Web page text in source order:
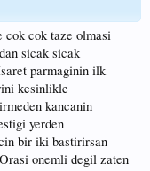
cok cok taze olmasi
sicak sicak
parmaginin ilk
kesinlikle
kancanin
yerden
bir iki bastirirsan
onemli degil zaten